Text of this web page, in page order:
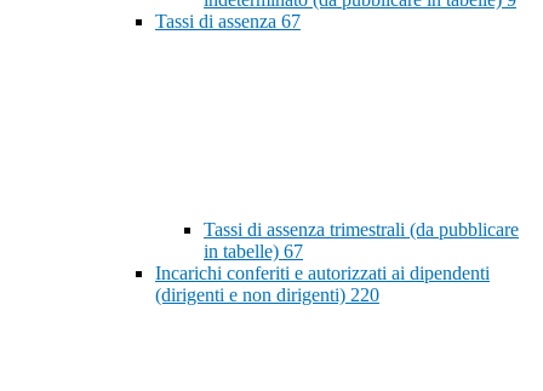
Tassi di assenza 67
Tassi di assenza trimestrali (da pubblicare
in tabelle) 67
Incarichi conferiti e autorizzati ai dipendenti
(dirigenti e non dirigenti) 220